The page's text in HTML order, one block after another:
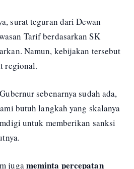
surat teguran dari Dewan
Tarif berdasarkan SK
Namun, kebijakan tersebut
regional.
sebenarnya sudah ada,
butuh langkah yang skalanya
untuk memberikan sanksi
jugameminta percepatan